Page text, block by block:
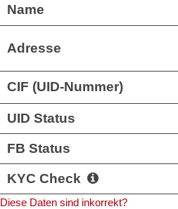
Name
Adresse
CIF (UID-Nummer)
UID Status
FB Status
KYC Check
Diese Daten sind inkorrekt?